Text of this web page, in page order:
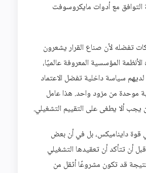
التوافق مع أدوات مايكروسوفت
تفضله لأن صناع القرار يشعرون
المؤسسية المعروفة عالميًا،
سياسة داخلية تفضل الاعتماد
موحدة من مزود واحد. هذا عامل
يجب ألا يطغى على التقييم التشغيلي.
قوة دايناميكس، بل في أن بعض
أن تتأكد أن تعقيدها التشغيلي
قد تكون مشروعًا أثقل من